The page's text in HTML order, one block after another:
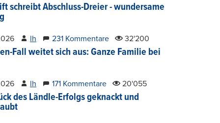
schreibt Abschluss-Dreier - wundersame
lh 231 Kommentare 32'200
Fall weitet sich aus: Ganze Familie bei
lh 171 Kommentare 20'055
des Ländle-Erfolgs geknackt und